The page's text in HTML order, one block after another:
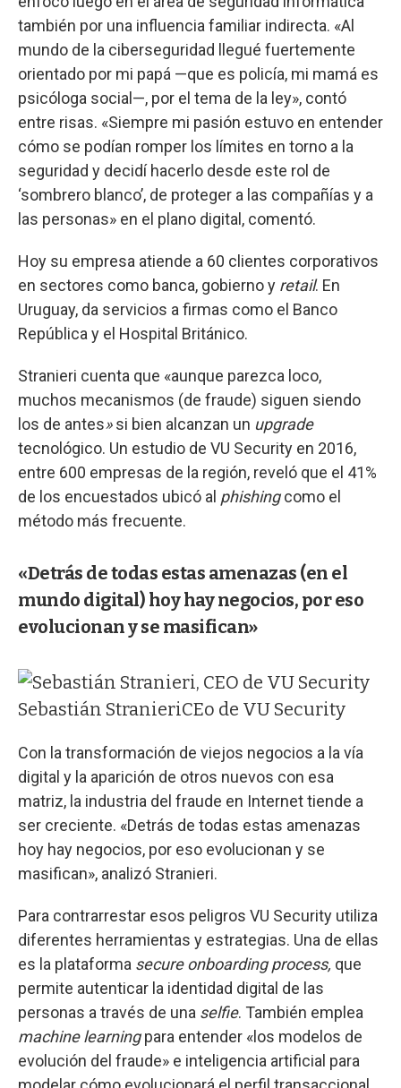
también por una influencia familiar indirecta. «Al
mundo de la ciberseguridad llegué fuertemente
orientado por mi papá —que es policía, mi mamá es
psicóloga social—, por el tema de la ley», contó
entre risas. «Siempre mi pasión estuvo en entender
cómo se podían romper los límites en torno a la
seguridad y decidí hacerlo desde este rol de
‘sombrero blanco’, de proteger a las compañías y a
las personas» en el plano digital, comentó.
Hoy su empresa atiende a 60 clientes corporativos
en sectores como banca, gobierno y retail. En
Uruguay, da servicios a firmas como el Banco
República y el Hospital Británico.
Stranieri cuenta que «aunque parezca loco,
muchos mecanismos (de fraude) siguen siendo
los de antes»si bien alcanzan un upgrade
tecnológico. Un estudio de VU Security en 2016,
entre 600 empresas de la región, reveló que el 41%
de los encuestados ubicó al phishingcomo el
método más frecuente.
«Detrás de todas estas amenazas (en el
mundo digital) hoy hay negocios, por eso
evolucionan y se masifican»
Sebastián StranieriCEo de VU Security
Con la transformación de viejos negocios a la vía
digital y la aparición de otros nuevos con esa
matriz, la industria del fraude en Internet tiende a
ser creciente. «Detrás de todas estas amenazas
hoy hay negocios, por eso evolucionan y se
masifican», analizó Stranieri.
Para contrarrestar esos peligros VU Security utiliza
diferentes herramientas y estrategias. Una de ellas
es la plataforma secure onboarding process, que
permite autenticar la identidad digital de las
personas a través de una selfie. También emplea
machine learningpara entender «los modelos de
evolución del fraude» e inteligencia artificial para